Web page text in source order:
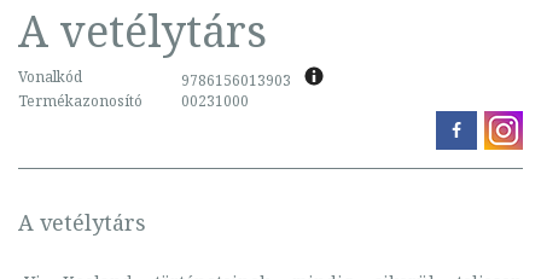
A vetélytárs
Vonalkód
9786156013903
Termékazonosító
00231000
A vetélytárs